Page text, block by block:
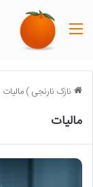
نازک نارنجی)مالیات
مالیات